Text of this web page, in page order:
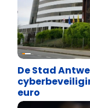
Binnenland
De Stad
euro